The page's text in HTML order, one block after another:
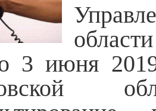
3 июня 2019